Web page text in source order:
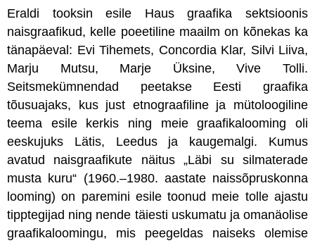
Eraldi tooksin esile Haus graafika sektsioonis
naisgraafikud, kelle poeetiline maailm on kõnekas ka
tänapäeval: Evi Tihemets, Concordia Klar, Silvi Liiva,
Marju Mutsu, Marje Üksine, Vive Tolli.
Seitsmekümnendad peetakse Eesti graafika
tõusuajaks, kus just etnograafiline ja mütoloogiline
teema esile kerkis ning meie graafikalooming oli
eeskujuks Lätis, Leedus ja kaugemalgi. Kumus
avatud naisgraafikute näitus „Läbi su silmaterade
musta kuru“ (1960.–1980. aastate naissõpruskonna
looming)on paremini esile toonud meie tolle ajastu
tipptegijad ning nende täiesti uskumatu ja omanäolise
graafikaloomingu, mis peegeldas naiseks olemise